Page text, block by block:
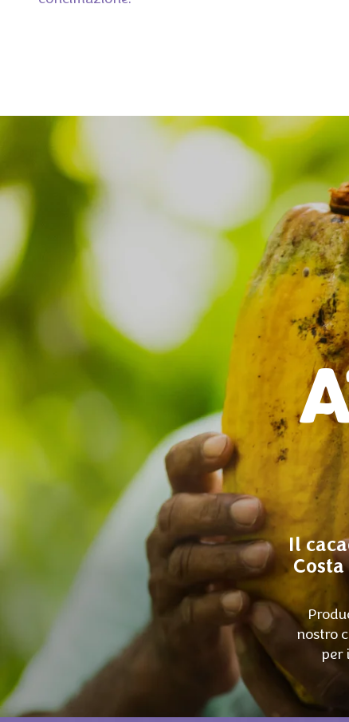
Il
nostro
per